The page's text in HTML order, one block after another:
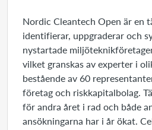
Nordic Cleantech Open är en
identifierar, uppgraderar och
nystartade
vilket granskas av experter i
bestående av 60
företag och riskkapitalbolag.
för andra året i rad och både
ansökningarna har i år ökat.